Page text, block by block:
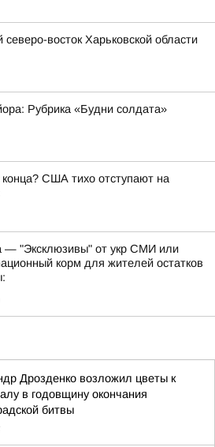
северо-восток Харьковской области
Рубрика «Будни солдата»
США тихо отступают на
— "Эксклюзивы" от укр СМИ или
корм для жителей остатков
Дрозденко возложил цветы к
в годовщину окончания
битвы